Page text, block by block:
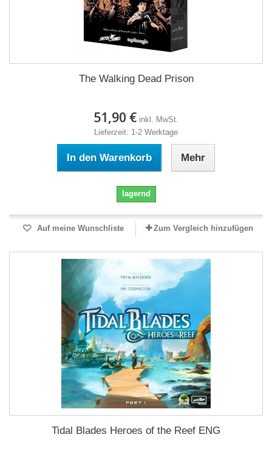
The Walking Dead Prison
51,90 € inkl. MwSt.
Lieferzeit: 1-2 Werktage
In den Warenkorb Mehr
lagernd
Auf meine Wunschliste Zum Vergleich hinzufügen
Tidal Blades Heroes of the Reef ENG